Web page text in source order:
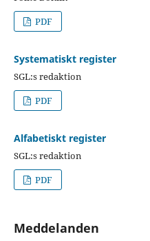
PDF
Systematiskt register
SGL:s redaktion
PDF
Alfabetiskt register
SGL:s redaktion
PDF
Meddelanden